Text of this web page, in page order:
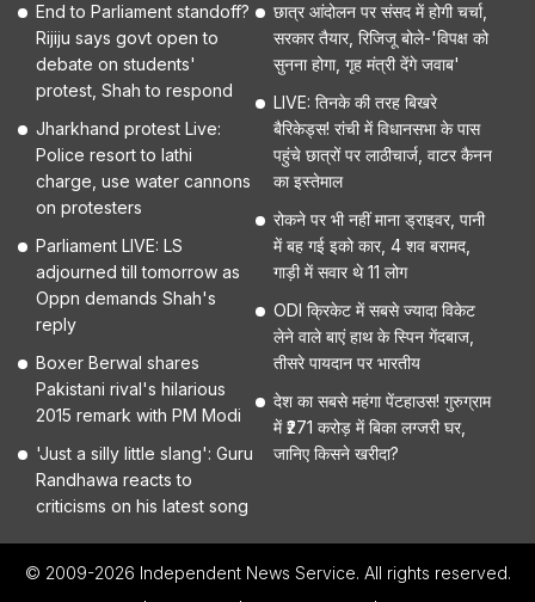
End to Parliament standoff?
Rijiju says govt open to
debate on students'
protest, Shah to respond
Jharkhand protest Live:
Police resort to lathi
charge, use water cannons
on protesters
Parliament LIVE: LS
adjourned till tomorrow as
Oppn demands Shah's
reply
Boxer Berwal shares
Pakistani rival's hilarious
2015 remark with PM Modi
'Just a silly little slang': Guru
Randhawa reacts to
criticisms on his latest song
छात्र आंदोलन पर संसद में होगी चर्चा,
सरकार तैयार, रिजिजू बोले-'विपक्ष को
सुनना होगा, गृह मंत्री देंगे जवाब'
LIVE: तिनके की तरह बिखरे
बैरिकेड्स! रांची में विधानसभा के पास
पहुंचे छात्रों पर लाठीचार्ज, वाटर कैनन
का इस्तेमाल
रोकने पर भी नहीं माना ड्राइवर, पानी
में बह गई इको कार, 4 शव बरामद,
गाड़ी में सवार थे 11 लोग
ODI क्रिकेट में सबसे ज्यादा विकेट
लेने वाले बाएं हाथ के स्पिन गेंदबाज,
तीसरे पायदान पर भारतीय
देश का सबसे महंगा पेंटहाउस! गुरुग्राम
में ₹271 करोड़ में बिका लग्जरी घर,
जानिए किसने खरीदा?
© 2009-2026 Independent News Service. All rights reserved.